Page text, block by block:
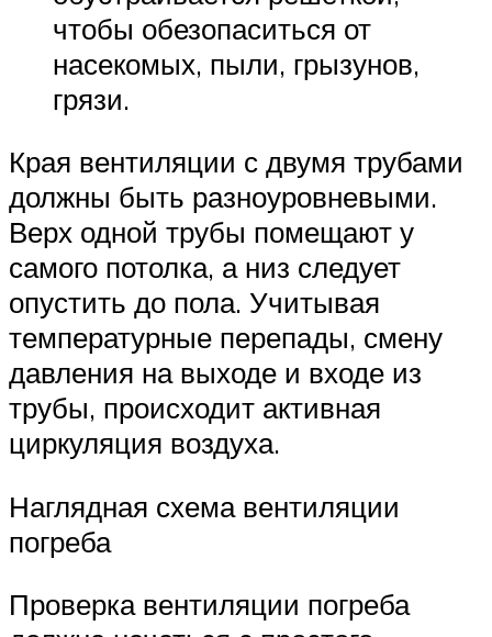
чтобы обезопаситься от
насекомых, пыли, грызунов,
грязи.
Края вентиляции с двумя трубами
должны быть разноуровневыми.
Верх одной трубы помещают у
самого потолка, а низ следует
опустить до пола. Учитывая
температурные перепады, смену
давления на выходе и входе из
трубы, происходит активная
циркуляция воздуха.
Наглядная схема вентиляции
погреба
Проверка вентиляции погреба